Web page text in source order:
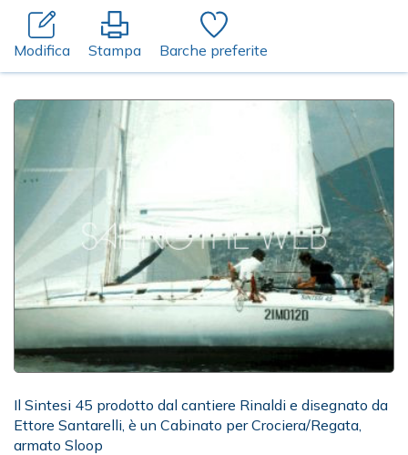
Modifica Stampa Barche preferite
Il Sintesi 45 prodotto dal cantiere Rinaldi e disegnato da
Ettore Santarelli, è un Cabinato per Crociera/Regata,
armato Sloop